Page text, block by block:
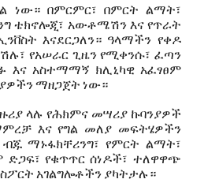
ነው። በምርምር፣ በምርት ልማት፣
ቴክኖሎጂ፣ አውቶሜሽን እና የጥራት
እናደርጋለን። ዓላማችን የቀዶ
የአሠራር ጊዜን የሚቀንሱ፣ ፈጣን
እና አስተማማኝ ክሊኒካዊ አፈፃፀም
ማዘጋጀት ነው።
ላሉ የሕክምና መሣሪያ ኩባንያዎች
እና የግል መለያ መፍትሄዎችን
ማኑፋክቸሪንግ፣ የምርት ልማት፣
የቁጥጥር ሰነዶች፣ ተለዋዋጭ
አገልግሎቶችን ያካትታሉ።